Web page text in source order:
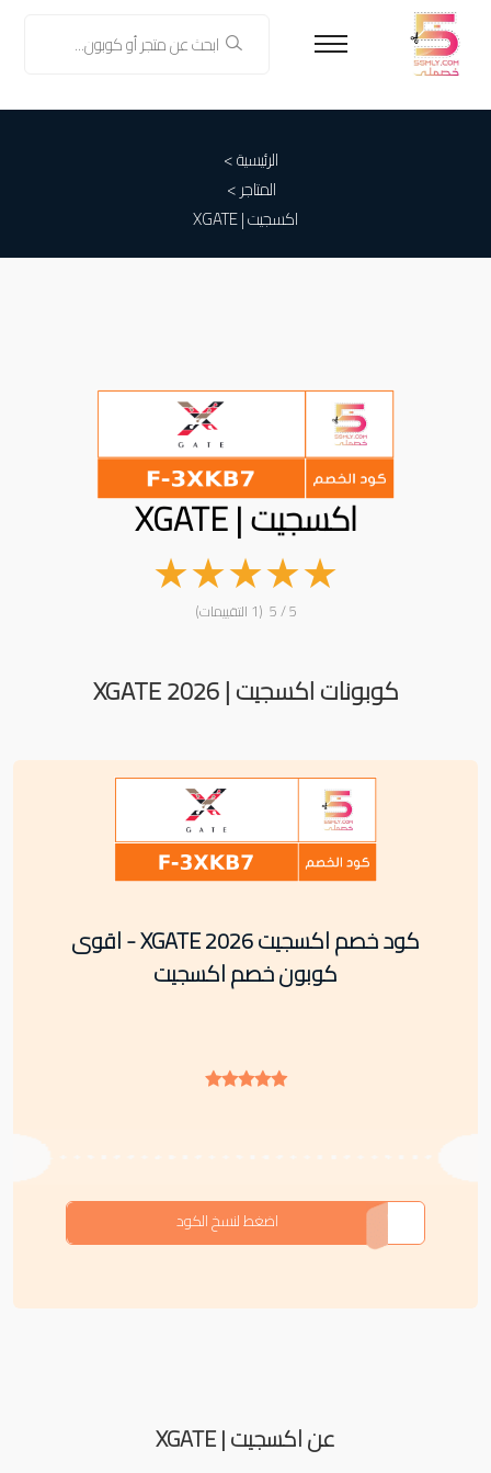
الرئيسية >
المتاجر >
اكسجيت | XGATE
اكسجيت | XGATE
★
★
★
★
★ 5 / 5 (1 التقييمات)
كوبونات اكسجيت | XGATE 2026
كود خصم اكسجيت XGATE 2026 - اقوى
كوبون خصم اكسجيت
F-3XKB7
اضغط لنسخ الكود
عن اكسجيت | XGATE